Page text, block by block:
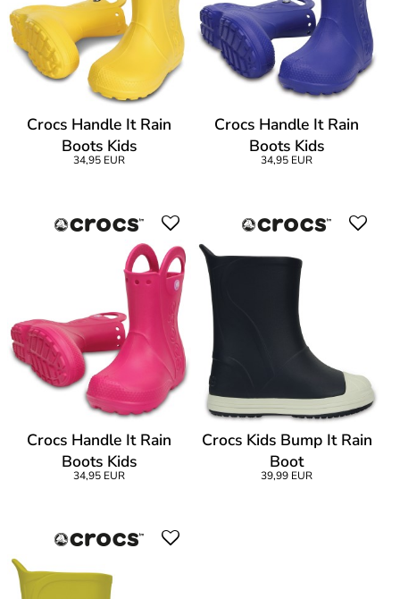
Crocs Handle It Rain
Boots Kids
34,95 EUR
Crocs Handle It Rain
Boots Kids
34,95 EUR
Crocs Handle It Rain
Boots Kids
34,95 EUR
Crocs Kids Bump It Rain
Boot
39,99 EUR